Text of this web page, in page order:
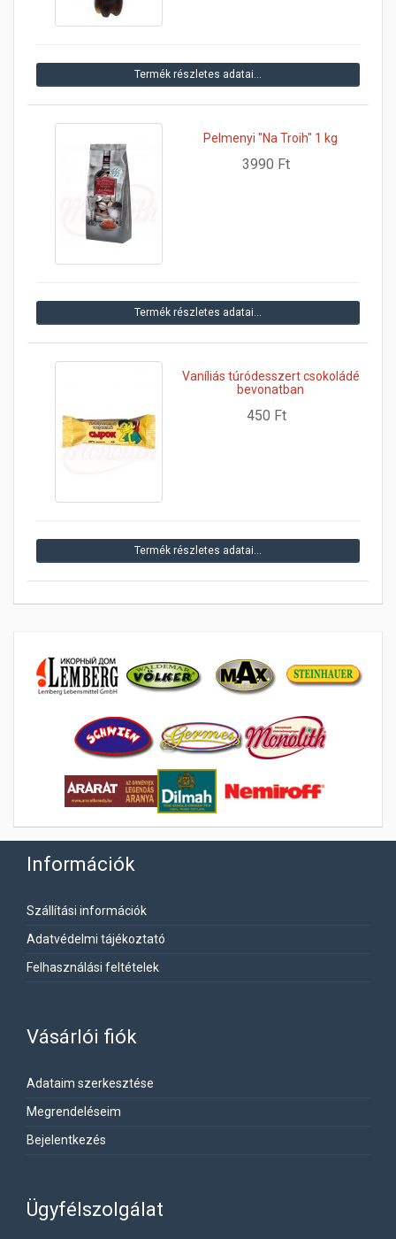
Termék részletes adatai…
Pelmenyi "Na Troih" 1 kg
3990 Ft
Termék részletes adatai…
Vaníliás túródesszert csokoládé
bevonatban
450 Ft
Termék részletes adatai…
Információk
Szállítási információk
Adatvédelmi tájékoztató
Felhasználási feltételek
Vásárlói fiók
Adataim szerkesztése
Megrendeléseim
Bejelentkezés
Ügyfélszolgálat